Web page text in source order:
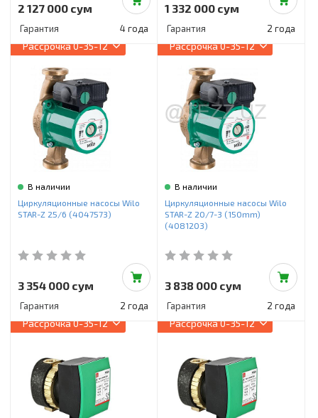
2 127 000 сум
Гарантия 4 года
1 332 000 сум
Гарантия 2 года
Рассрочка0-35-12
В наличии
Циркуляционные насосы Wilo
STAR-Z 25/6 (4047573)
3 354 000 сум
Гарантия 2 года
Рассрочка0-35-12
В наличии
Циркуляционные насосы Wilo
STAR-Z 20/7-3 (150mm)
(4081203)
3 838 000 сум
Гарантия 2 года
Рассрочка0-35-12 Рассрочка0-35-12